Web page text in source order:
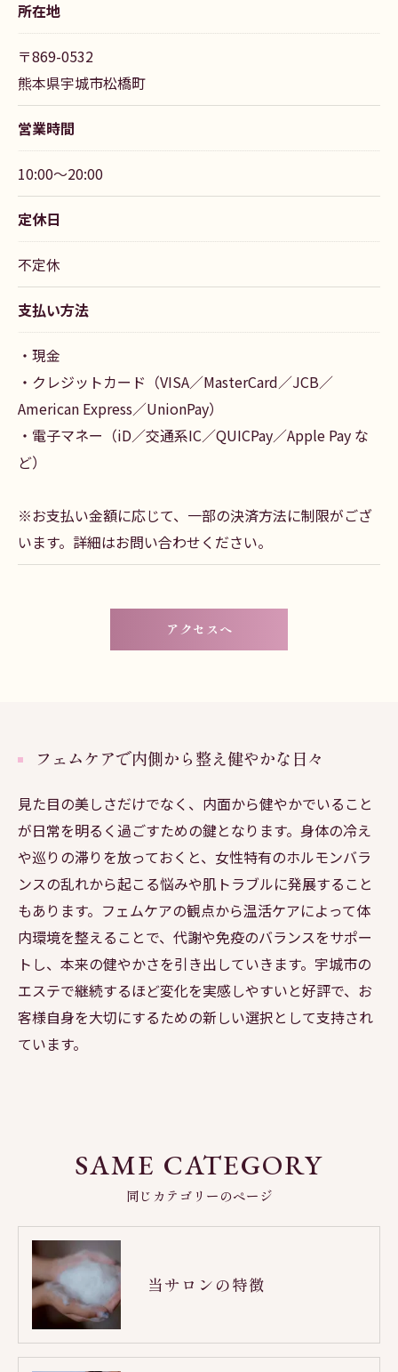
所在地
〒869-0532
熊本県宇城市松橋町
営業時間
10:00～20:00
定休日
不定休
支払い方法
・現金
・クレジットカード（VISA／MasterCard／JCB／
American Express／UnionPay）
・電子マネー（iD／交通系IC／QUICPay／Apple Pay な
ど）
※お支払い金額に応じて、一部の決済方法に制限がござ
います。詳細はお問い合わせください。
アクセスへ
フェムケアで内側から整え健やかな日々
見た目の美しさだけでなく、内面から健やかでいること
が日常を明るく過ごすための鍵となります。身体の冷え
や巡りの滞りを放っておくと、女性特有のホルモンバラ
ンスの乱れから起こる悩みや肌トラブルに発展すること
もあります。フェムケアの観点から温活ケアによって体
内環境を整えることで、代謝や免疫のバランスをサポー
トし、本来の健やかさを引き出していきます。宇城市の
エステで継続するほど変化を実感しやすいと好評で、お
客様自身を大切にするための新しい選択として支持され
ています。
同じカテゴリーのページ
SAME CATEGORY
当サロンの特徴